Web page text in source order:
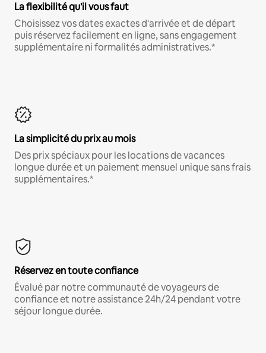
La flexibilité qu'il vous faut
Choisissez vos dates exactes d'arrivée et de départ
puis réservez facilement en ligne, sans engagement
supplémentaire ni formalités administratives.*
La simplicité du prix au mois
Des prix spéciaux pour les locations de vacances
longue durée et un paiement mensuel unique sans frais
supplémentaires.*
Réservez en toute confiance
Évalué par notre communauté de voyageurs de
confiance et notre assistance 24h/24 pendant votre
séjour longue durée.